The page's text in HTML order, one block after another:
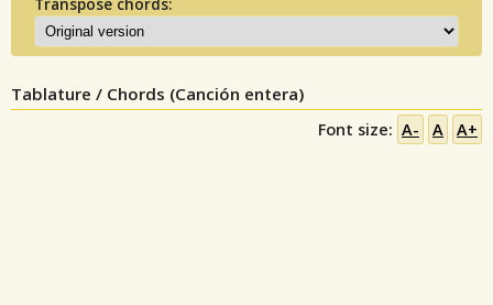
Tablature / Chords (Canción entera)
Font size: A- A A+